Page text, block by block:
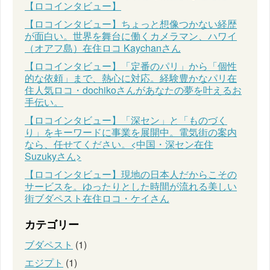
【ロコインタビュー】
【ロコインタビュー】ちょっと想像つかない経歴
が面白い。世界を舞台に働くカメラマン、ハワイ
（オアフ島）在住ロコ Kaychanさん
【ロコインタビュー】「定番のパリ」から「個性
的な依頼」まで、熱心に対応。経験豊かなパリ在
住人気ロコ・dochikoさんがあなたの夢を叶えるお
手伝い。
【ロコインタビュー】「深セン」と「ものづく
り」をキーワードに事業を展開中。電気街の案内
なら、任せてください。<中国・深セン在住
Suzukyさん>
【ロコインタビュー】現地の日本人だからこその
サービスを。ゆったりとした時間が流れる美しい
街ブダペスト在住ロコ・ケイさん
カテゴリー
ブダペスト (1)
エジプト (1)